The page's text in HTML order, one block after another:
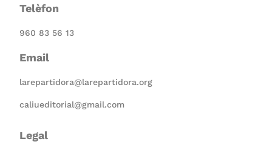
Telèfon
960 83 56 13
Email
larepartidora@larepartidora.org
caliueditorial@gmail.com
Legal